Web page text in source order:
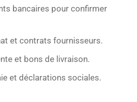
bancaires pour confirmer
et contrats fournisseurs.
et bons de livraison.
et déclarations sociales.